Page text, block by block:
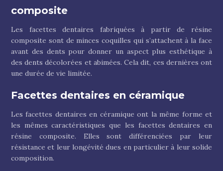
composite
Les facettes dentaires fabriquées à partir de résine
composite sont de minces coquilles qui s’attachent à la face
avant des dents pour donner un aspect plus esthétique à
des dents décolorées et abimées. Cela dit, ces dernières ont
une durée de vie limitée.
Facettes dentaires en céramique
Les facettes dentaires en céramique ont la même forme et
les mêmes caractéristiques que les facettes dentaires en
résine composite. Elles sont différenciées par leur
résistance et leur longévité dues en particulier à leur solide
composition.